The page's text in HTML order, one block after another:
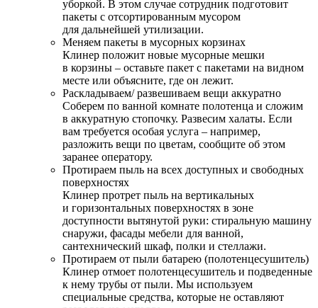
уборкой. В этом случае сотрудник подготовит
пакеты с отсортированным мусором
для дальнейшей утилизации.
Меняем пакеты в мусорных корзинах
Клинер положит новые мусорные мешки
в корзины – оставьте пакет с пакетами на видном
месте или объясните, где он лежит.
Раскладываем/ развешиваем вещи аккуратно
Соберем по ванной комнате полотенца и сложим
в аккуратную стопочку. Развесим халаты. Если
вам требуется особая услуга – например,
разложить вещи по цветам, сообщите об этом
заранее оператору.
Протираем пыль на всех доступных и свободных
поверхностях
Клинер протрет пыль на вертикальных
и горизонтальных поверхностях в зоне
доступности вытянутой руки: стиральную машину
снаружи, фасады мебели для ванной,
сантехнический шкаф, полки и стеллажи.
Протираем от пыли батарею (полотенцесушитель)
Клинер отмоет полотенцесушитель и подведенные
к нему трубы от пыли. Мы используем
специальные средства, которые не оставляют